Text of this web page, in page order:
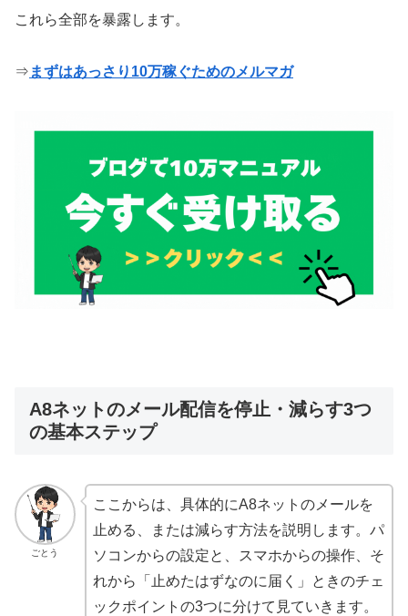
これら全部を暴露します。
⇒ まずはあっさり10万稼ぐためのメルマガ
A8ネットのメール配信を停止・減らす3つ
の基本ステップ
ごとう
ここからは、具体的にA8ネットのメールを
止める、または減らす方法を説明します。パ
ソコンからの設定と、スマホからの操作、そ
れから「止めたはずなのに届く」ときのチェ
ックポイントの3つに分けて見ていきます。